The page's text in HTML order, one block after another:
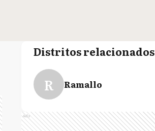
Distritos relacionados
R Ramallo
Ads